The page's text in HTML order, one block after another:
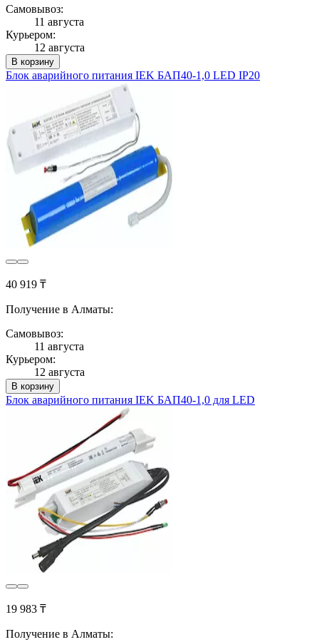
Самовывоз:
11 августа
Курьером:
12 августа
В корзину
Блок аварийного питания IEK БАП40-1,0 LED IP20
40 919 ₸
Получение в Алматы:
Самовывоз:
11 августа
Курьером:
12 августа
В корзину
Блок аварийного питания IEK БАП40-1,0 для LED
19 983 ₸
Получение в Алматы: